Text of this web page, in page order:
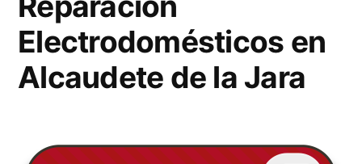
Electrodomésticos en
Alcaudete de la Jara